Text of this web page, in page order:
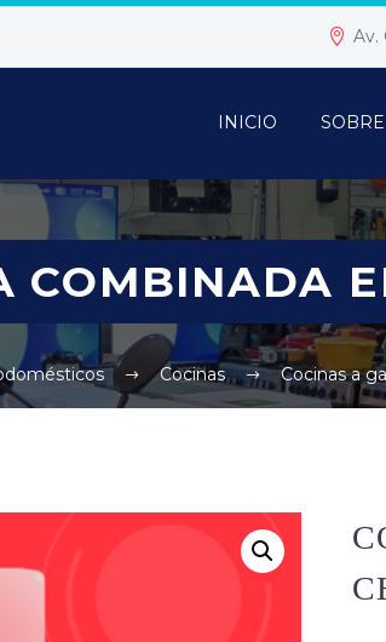
Av.
INICIO
COMBINADA
Cocinas Cocinas a